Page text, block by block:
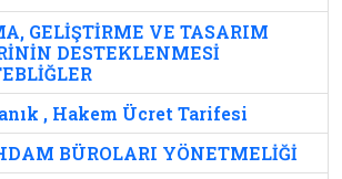
GELİŞTİRME VE TASARIM
DESTEKLENMESİ
, Hakem Ücret Tarifesi
BÜROLARI YÖNETMELİĞİ